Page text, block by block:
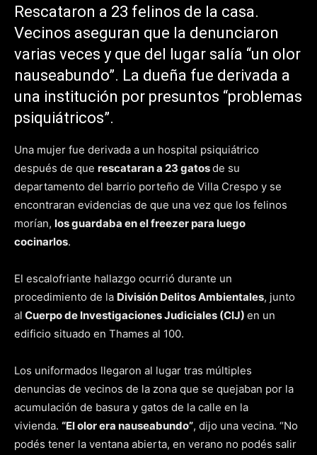
Rescataron a 23 felinos de la casa.
Vecinos aseguran que la denunciaron
varias veces y que del lugar salía “un olor
nauseabundo”. La dueña fue derivada a
una institución por presuntos “problemas
psiquiátricos”.
Una mujer fue derivada a un hospital psiquiátrico
después de que rescataran a 23 gatosde su
departamento del barrio porteño de Villa Crespo y se
encontraran evidencias de que una vez que los felinos
morían, los guardaba en el freezer para luego
cocinarlos.
El escalofriante hallazgo ocurrió durante un
procedimiento de la División Delitos Ambientales, junto
al Cuerpo de Investigaciones Judiciales (CIJ) en un
edificio situado en Thames al 100.
Los uniformados llegaron al lugar tras múltiples
denuncias de vecinos de la zona que se quejaban por la
acumulación de basura y gatos de la calle en la
vivienda. “El olor era nauseabundo”, dijo una vecina. “No
podés tener la ventana abierta, en verano no podés salir